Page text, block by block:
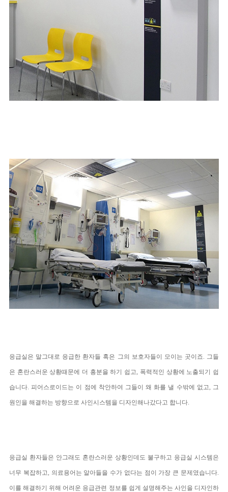
응급실은 말그대로 응급한 환자들 혹은 그의 보호자들이 모이는 곳이죠. 그들
은 혼란스러운 상황때문에 더 흥분을 하기 쉽고, 폭력적인 상황에 노출되기 쉽
습니다. 피어스로이드는 이 점에 착안하여 그들이 왜 화를 낼 수밖에 없고, 그
원인을 해결하는 방향으로 사인시스템을 디자인해나갔다고 합니다.
응급실 환자들은 안그래도 혼란스러운 상황인데도 불구하고 응급실 시스템은
너무 복잡하고, 의료용어는 알아들을 수가 없다는 점이 가장 큰 문제였습니다.
이를 해결하기 위해 어려운 응급관련 정보를 쉽게 설명해주는 사인을 디자인하